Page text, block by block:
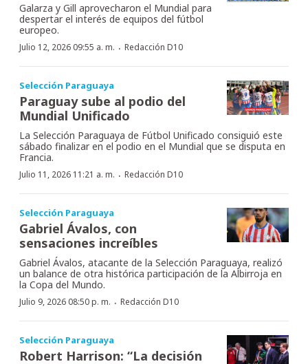
Galarza y Gill aprovecharon el Mundial para
despertar el interés de equipos del fútbol
europeo.
Julio 12, 2026 09:55 a. m. · Redacción D10
Selección Paraguaya
Paraguay sube al podio del
Mundial Unificado
La Selección Paraguaya de Fútbol Unificado consiguió este
sábado finalizar en el podio en el Mundial que se disputa en
Francia.
Julio 11, 2026 11:21 a. m. · Redacción D10
Selección Paraguaya
Gabriel Ávalos, con
sensaciones increíbles
Gabriel Ávalos, atacante de la Selección Paraguaya, realizó
un balance de otra histórica participación de la Albirroja en
la Copa del Mundo.
Julio 9, 2026 08:50 p. m. · Redacción D10
Selección Paraguaya
Robert Harrison: “La decisión